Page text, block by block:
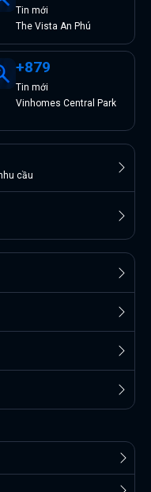
Tin mới
The Vista An Phú
+879
Tin mới
Vinhomes Central Park
cầu